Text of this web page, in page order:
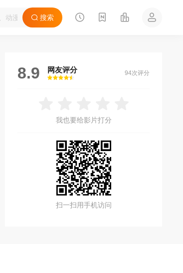
搜索
8.9 网友评分
很差
较差还行推荐力荐
94次评分
我也要给影片打分
扫一扫用手机访问